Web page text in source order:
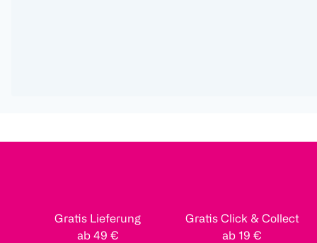
Gratis Lieferung
ab 49 €
Gratis Click & Collect
ab 19 €